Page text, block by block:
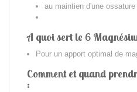
au maintien d'une ossature
A quoi sert le 6
Pour un apport optimal de
Comment et quand
: